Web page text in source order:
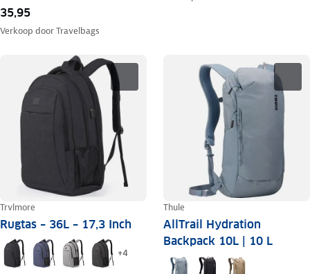
35,95
Verkoop doorTravelbags
Trvlmore
Rugtas – 36L – 17,3 Inch
+4
Thule
AllTrail Hydration
Backpack 10L | 10 L